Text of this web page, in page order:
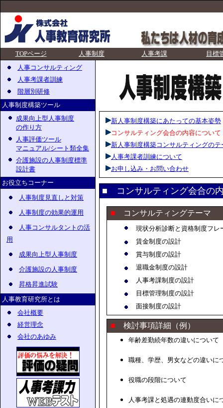
TOPページ 人事制度 人事考課
目標
人事コンサルティング
人事考課者訓練
階層別研修
人事制度構築ツール
成果向上型人事制度
の作り方
人事評価ツール
マニュアル/シート類全集
介護施設の人事制度標準
設計書
お役立ちコーナー
人事制度見直しと対策
人事制度の効果的運用
人事コンサルタントの活
用
成果向上型人事制度
介護施設の人事制度
昇格昇進試験
人事教育研究所とは
会社概要
経営理念
会社のあゆみ
新人事制度構築にあたっての基本姿勢
コンサルティング会合の内容について
新人事制度構築コンサルティングのテ
人事考課者訓練について
お申し込み・お問い合わせ
■ コンサルティング会合の
■ コンサルティングテーマ
現状分析診断と資格制度フレ
賃金制度の設計
賞与制度の設計
退職金制度の設計
人事考課制度の設計
目標管理制度の設計
面接制度の設計
■ 検討事項詳細（例）
年齢差勤続年数の違いについて
職種、学歴、男女などの違いに
役職の段階について
人事考課と処遇の連動度合いに